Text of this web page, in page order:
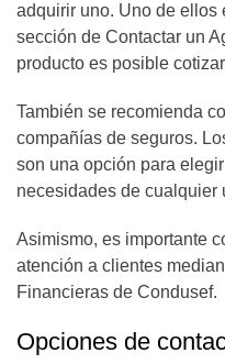
adquirir uno. Uno de ellos
sección de Contactar un
producto es posible
También se recomienda
compañías de seguros.
son una opción para
necesidades de cualquier
Asimismo, es importante
atención a clientes
Financieras de Condusef.
Opciones de